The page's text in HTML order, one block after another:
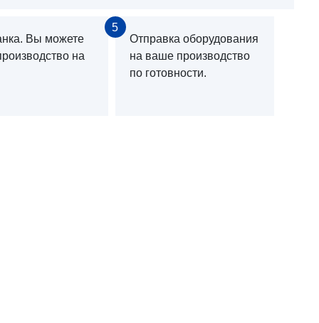
Вы можете
на
5
Отправка оборудования
на ваше производство
по готовности.